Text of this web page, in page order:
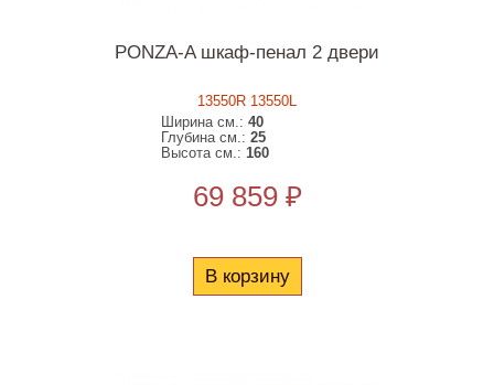
PONZA-A шкаф-пенал 2 двери
13550R 13550L
Ширина см.:40
Глубина см.:25
Высота см.:160
69 859 ₽
В корзину